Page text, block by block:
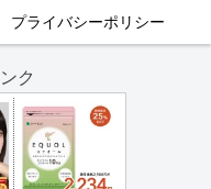
プライバシーポリシー
ク